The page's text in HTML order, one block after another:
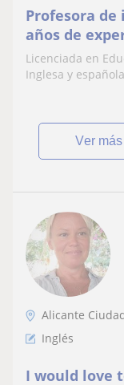
Profesora
años de
particulares
niños y
Licenciada en
Inglesa y
ver más
Alicante
Inglés
I would love